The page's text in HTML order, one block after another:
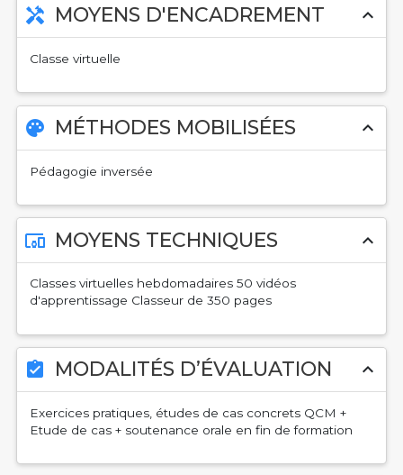
handyman MOYENS D'ENCADREMENT expand_less
Classe virtuelle
palette MÉTHODES MOBILISÉES expand_less
Pédagogie inversée
devices_other MOYENS TECHNIQUES expand_less
Classes virtuelles hebdomadaires 50 vidéos
d'apprentissage Classeur de 350 pages
assignment_turned_in MODALITÉS D’ÉVALUATION expand_less
Exercices pratiques, études de cas concrets QCM +
Etude de cas + soutenance orale en fin de formation